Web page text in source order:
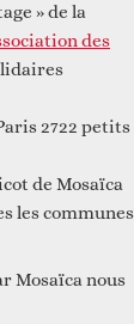
» de la
des
2722 petits
de Mosaïca
les communes
Mosaïca nous